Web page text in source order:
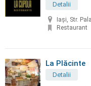
Detalii
Iași, Str.
Restaurant
La Plăcinte
Detalii